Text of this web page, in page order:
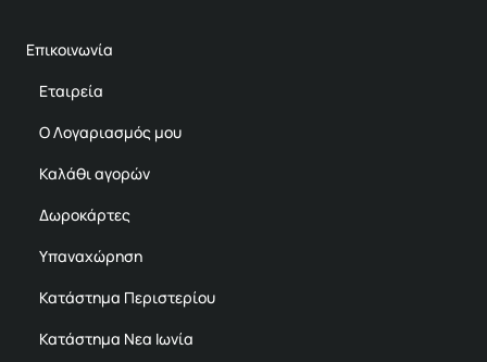
Επικοινωνία
Εταιρεία
Ο Λογαριασμός μου
Καλάθι αγορών
Δωροκάρτες
Υπαναχώρηση
Κατάστημα Περιστερίου
Κατάστημα Νεα Ιωνία